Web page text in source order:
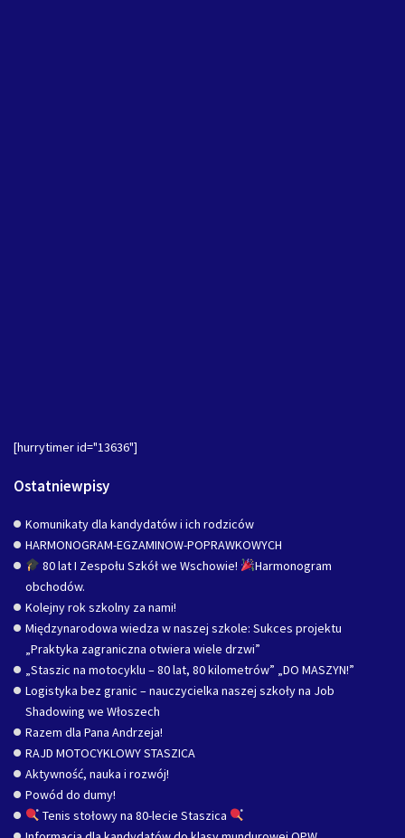
[hurrytimer id="13636"]
Ostatniewpisy
Komunikaty dla kandydatów i ich rodziców
HARMONOGRAM-EGZAMINOW-POPRAWKOWYCH
80 lat I Zespołu Szkół we Wschowie!
Harmonogram
obchodów.
Kolejny rok szkolny za nami!
Międzynarodowa wiedza w naszej szkole: Sukces projektu
„Praktyka zagraniczna otwiera wiele drzwi”
„Staszic na motocyklu – 80 lat, 80 kilometrów” „DO MASZYN!”
Logistyka bez granic – nauczycielka naszej szkoły na Job
Shadowing we Włoszech
Razem dla Pana Andrzeja!
RAJD MOTOCYKLOWY STASZICA
Aktywność, nauka i rozwój!
Powód do dumy!
Tenis stołowy na 80-lecie Staszica